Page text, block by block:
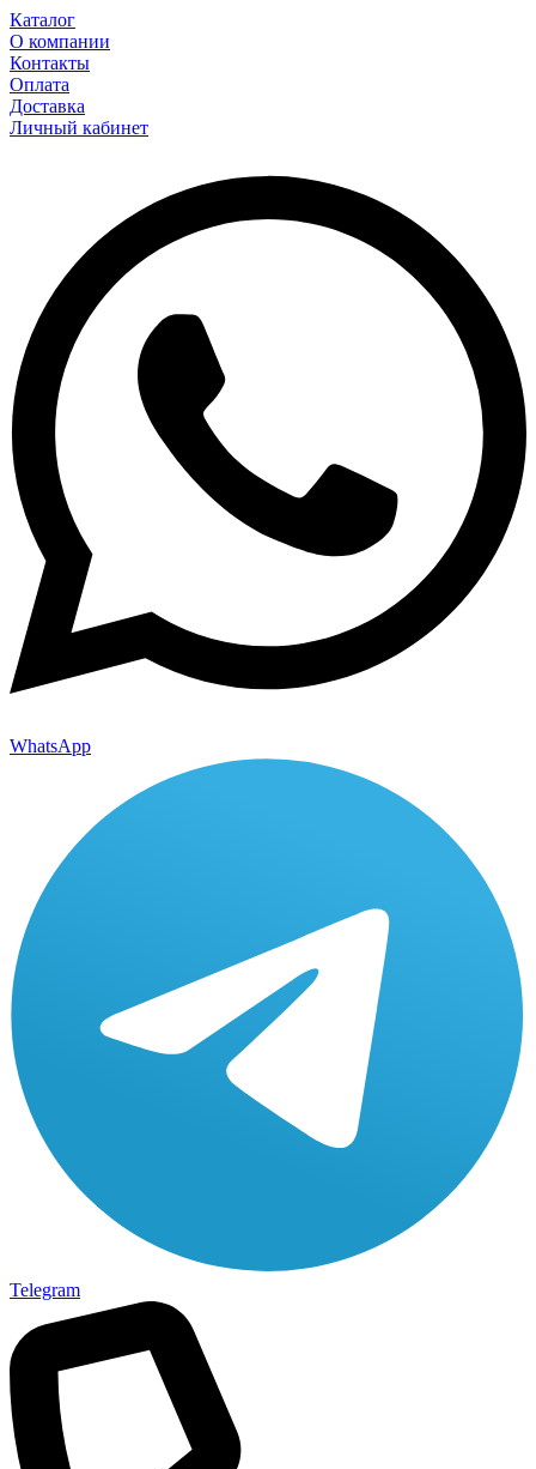
Каталог
О компании
Контакты
Оплата
Доставка
Личный кабинет
WhatsApp
Telegram